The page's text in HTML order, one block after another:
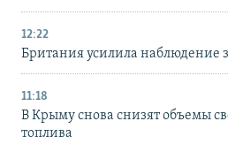
12:22
Британия усилила наблюдение
11:18
В Крыму снова снизят объемы
топлива